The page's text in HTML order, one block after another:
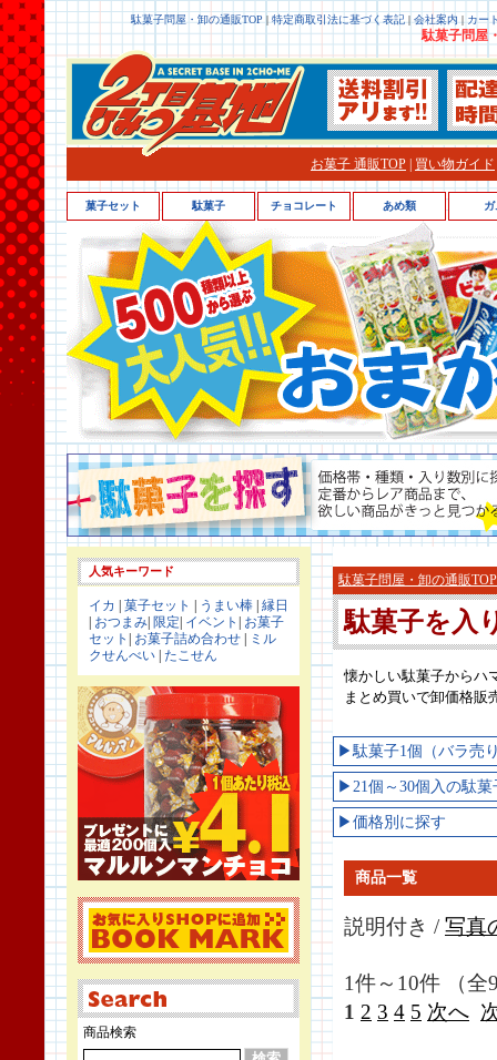
駄菓子問屋・卸の通販TOP |特定商取引法に基づく表記|会社案内 | カー
駄菓子問屋
お菓子 通販TOP 買い物ガイド
人気キーワード
イカ 菓子セット うまい棒 縁日
おつまみ 限定 イベント
お菓子
セット
お菓子詰め合わせ
ミル
クせんべい たこせん
商品検索
駄菓子問屋・卸の通販TOP
駄菓子を入
懐かしい駄菓子からハ
まとめ買いで卸価格販
▶駄菓子1個（バラ売
▶21個～30個入の駄菓
▶価格別に探す
商品一覧
説明付き /写真
1件～10件 （
1 2 3 4 5 次へ